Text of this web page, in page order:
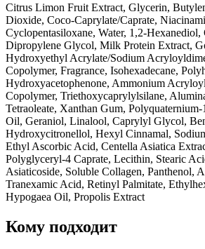
Citrus Limon Fruit Extract, Glycerin,
Dioxide, Coco-Caprylate/Caprate,
Cyclopentasiloxane, Water, 1,2-Hexanediol,
Dipropylene Glycol, Milk Protein Extract,
Hydroxyethyl Acrylate/Sodium
Copolymer, Fragrance, Isohexadecane,
Hydroxyacetophenone, Ammonium
Copolymer, Triethoxycaprylylsilane,
Tetraoleate, Xanthan Gum,
Oil, Geraniol, Linalool, Caprylyl Glycol,
Hydroxycitronellol, Hexyl Cinnamal,
Ethyl Ascorbic Acid, Centella Asiatica
Polyglyceryl-4 Caprate, Lecithin, Stearic
Asiaticoside, Soluble Collagen, Panthenol,
Tranexamic Acid, Retinyl Palmitate,
Hypogaea Oil, Propolis Extract
Кому подходит